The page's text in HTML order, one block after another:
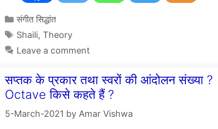
Categories
संगीत सिद्धांत
Tags
Shaili, Theory
Leave a comment
सप्तक के प्रकार तथा स्वरों की आंदोलन संख्या ?
Octave किसे कहते हैं ?
5-March-2021 by Amar Vishwa